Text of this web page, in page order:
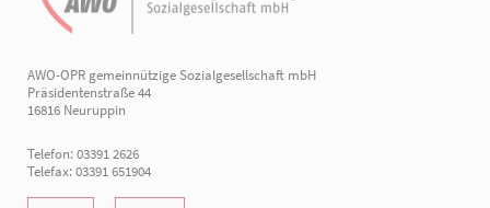
AWO-OPR gemeinnützige Sozialgesellschaft mbH
Präsidentenstraße 44
16816 Neuruppin
Telefon: 03391 2626
Telefax: 03391 651904